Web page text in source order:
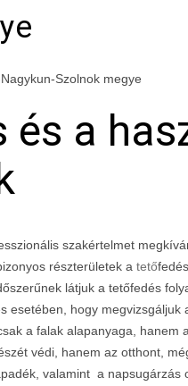
Szolnok megye
és a
szakértelmet
részterületek a tető
látjuk a tetőfedés
esetében, hogy megvizsgáljuk
a falak alapanyaga, hanem
védi, hanem az otthont,
valamint a napsugárzás